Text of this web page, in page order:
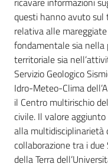
questi hanno avuto sul
relativa alle
fondamentale sia nella
territoriale sia
Servizio Geologico
Idro-Meteo-Clima
il Centro multirischio
civile. Il valore
alla multidisciplinarietà
collaborazione tra i
della Terra